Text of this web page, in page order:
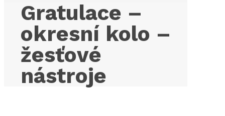
Gratulace –
okresní kolo –
žesťové
nástroje